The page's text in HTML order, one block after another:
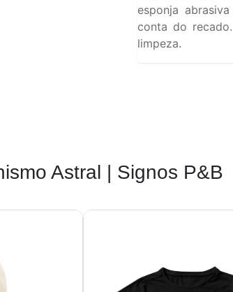
esponja
conta do
limpeza.
Astral | Signos P&B